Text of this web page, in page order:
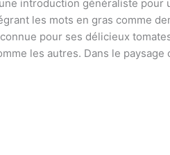
introduction généraliste pour
les mots en gras comme
pour ses délicieux
les autres. Dans le